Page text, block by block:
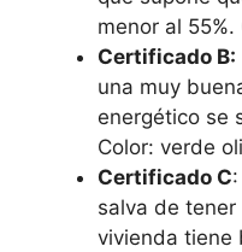
menor al
Certificado B:
una muy
energético se
Color: verde
Certificado C
salva de
vivienda tiene